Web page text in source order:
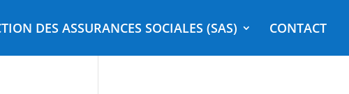
DES ASSURANCES SOCIALES (SAS) CONTACT